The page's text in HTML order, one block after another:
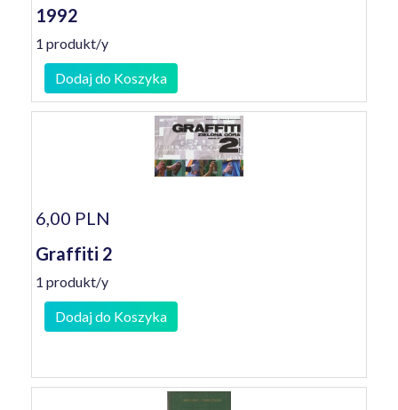
1992
1 produkt/y
Dodaj do Koszyka
6,00 PLN
Graffiti 2
1 produkt/y
Dodaj do Koszyka